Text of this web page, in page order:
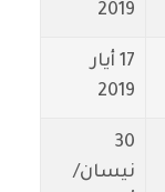
2019
17 أيار
2019
30
نيسان/